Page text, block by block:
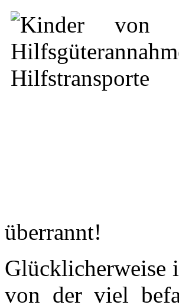
überrannt!
Glücklicherweise
von der viel